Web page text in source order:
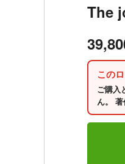
The
この
ご購入
ん。 著